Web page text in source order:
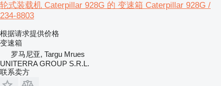
轮式装载机 Caterpillar 928G 的 变速箱 Caterpillar 928G /
234-8803
根据请求提供价格
变速箱
罗马尼亚, Targu Mrues
UNITERRA GROUP S.R.L.
联系卖方